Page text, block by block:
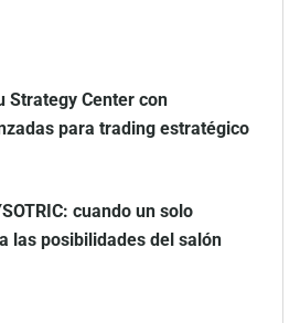
Strategy Center con
para trading estratégico
cuando un solo
las posibilidades del salón